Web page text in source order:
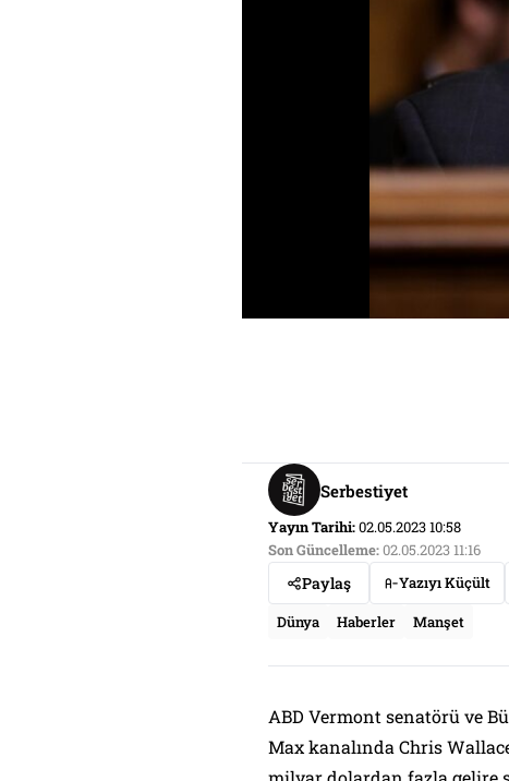
Serbestiyet
Yayın Tarihi:02.05.2023 10:58
Son Güncelleme:02.05.2023 11:16
Paylaş Yazıyı Küçült
Dünya
Haberler Manşet
ABD Vermont senatörü ve
Max kanalında Chris